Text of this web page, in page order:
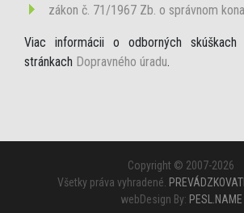
zákon č. 71/1967 Zb. o správnom
Viac informácii o odborných
stránkach Dopravného úradu.
Copyright © 2007-2026
Všetky práva vyhradené.
webDesign By: PESL.NAME